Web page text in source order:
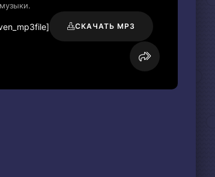
СКАЧАТЬ MP3